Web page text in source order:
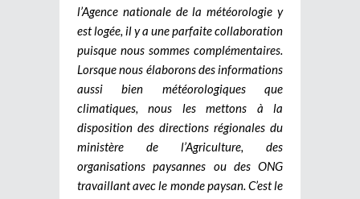
l’Agence nationale de la météorologie y
est logée, il y a une parfaite collaboration
puisque nous sommes complémentaires.
Lorsque nous élaborons des informations
aussi bien météorologiques que
climatiques, nous les mettons à la
disposition des directions régionales du
ministère de l’Agriculture, des
organisations paysannes ou des ONG
travaillant avec le monde paysan. C’est le